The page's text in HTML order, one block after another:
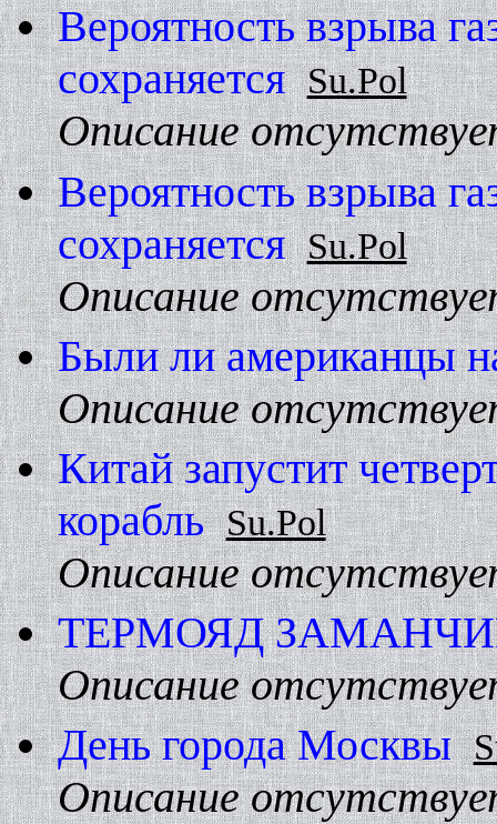
Вероятность взрыва
сохраняется Su.Pol
Описание
Вероятность взрыва
сохраняется Su.Pol
Описание
Были ли американцы
Описание
Китай запустит
корабль Su.Pol
Описание
ТЕРМОЯД
Описание
День гоpода Москвы
Описание